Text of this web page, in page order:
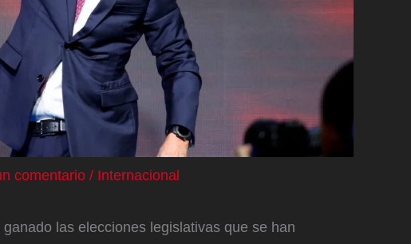
comentario / Internacional
las elecciones legislativas que se han